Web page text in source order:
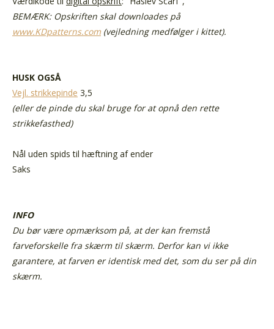
BEMÆRK: Opskriften skal downloades på
www.KDpatterns.com (vejledning medfølger i kittet).
HUSK OGSÅ
Vejl. strikkepinde 3,5
(eller de pinde du skal bruge for at opnå den rette
strikkefasthed)
Nål uden spids til hæftning af ender
Saks
INFO
Du bør være opmærksom på, at der kan fremstå
farveforskelle fra skærm til skærm. Derfor kan vi ikke
garantere, at farven er identisk med det, som du ser på din
skærm.